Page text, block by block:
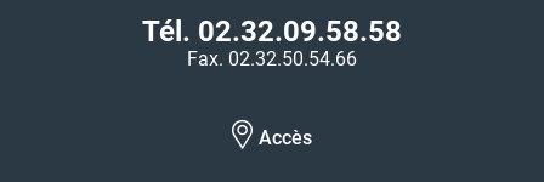
Tél. 02.32.09.58.58
Fax. 02.32.50.54.66
Accès